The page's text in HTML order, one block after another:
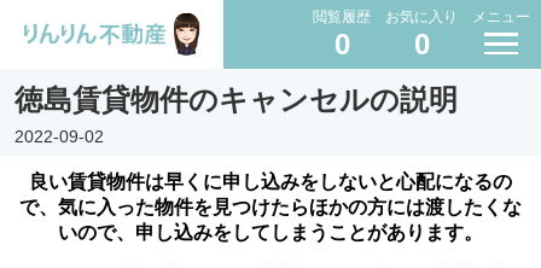
閲覧履歴
0
お気に入り
0
メニュー
徳島賃貸物件のキャンセルの説明
2022-09-02
良い賃貸物件は早くに申し込みをしないと心配になるの
で、気に入った物件を見つけたらほかの方には渡したくな
いので、申し込みをしてしまうことがあります。